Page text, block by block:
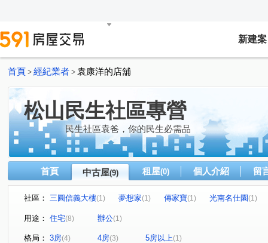
新建案
首頁 > 經紀業者 > 袁康洋的店舖
松山民生社區專營
民生社區袁爸，你的民生必需品
首頁 中古屋(9) 租屋(0) 個人介紹 留
社區： 三圓信義大樓(1) 夢想家(1) 傳家寶(1) 光南名仕園(1)
三民路 竹園路
用途： 住宅(8) 辦公(1)
格局： 3房(4) 4房(3) 5房以上(1)